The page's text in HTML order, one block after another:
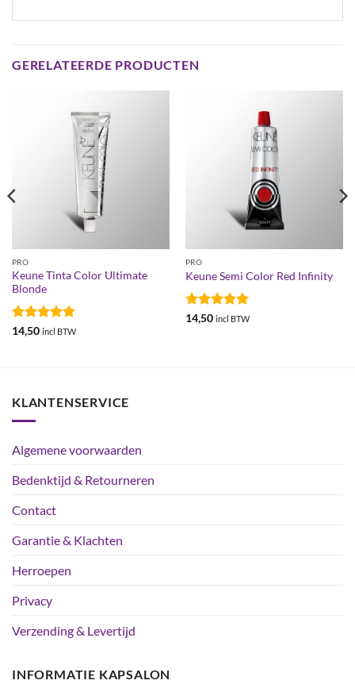
GERELATEERDE PRODUCTEN
PRO
Keune Tinta Color Ultimate
Blonde
Gewaardeerd
14,50 incl BTW
PRO
Keune Semi Color Red Infinity
Gewaardeerd
14,50 incl BTW
KLANTENSERVICE
Algemene voorwaarden
Bedenktijd & Retourneren
Contact
Garantie & Klachten
Herroepen
Privacy
Verzending & Levertijd
INFORMATIE KAPSALON